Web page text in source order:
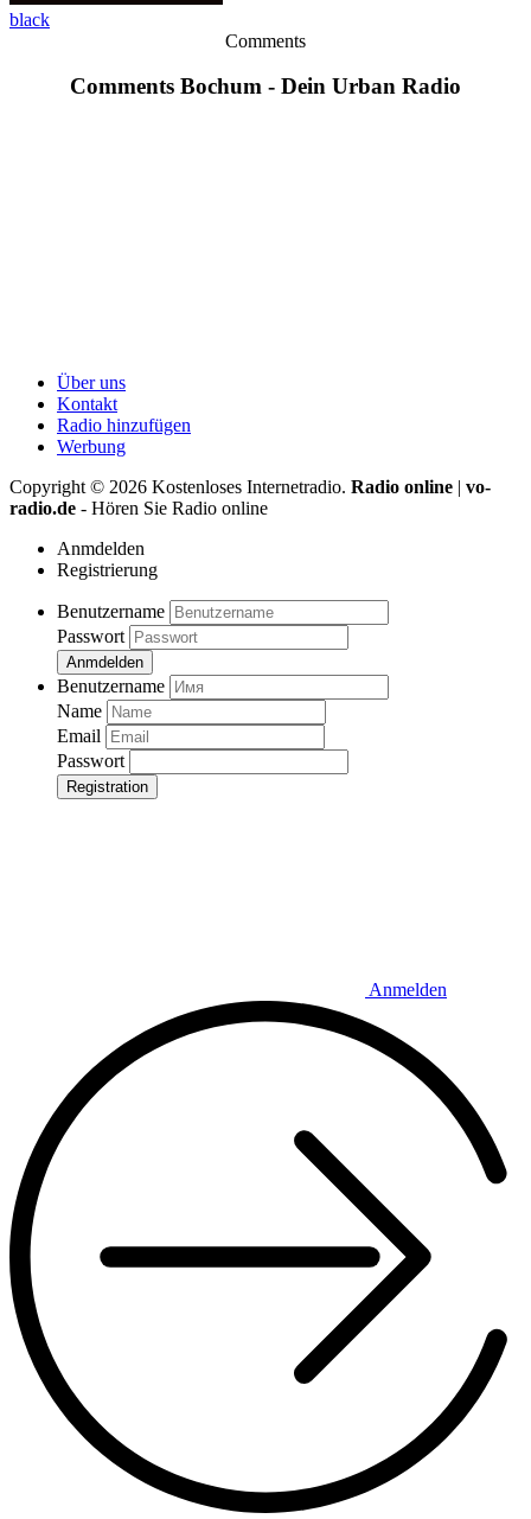
black
Comments
Comments Bochum - Dein Urban Radio
Über uns
Kontakt
Radio hinzufügen
Werbung
Copyright © 2026 Kostenloses Internetradio. Radio online | vo-
radio.de - Hören Sie Radio online
Anmdelden
Registrierung
Benutzername
Passwort
Anmdelden
Benutzername
Name
Email
Passwort
Registration
Anmelden